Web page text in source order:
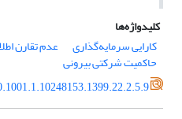
کلیدواژه‌ها
کارایی سرمایه‌گذاری
عدم تقارن
حاکمیت شرکتی بیرونی